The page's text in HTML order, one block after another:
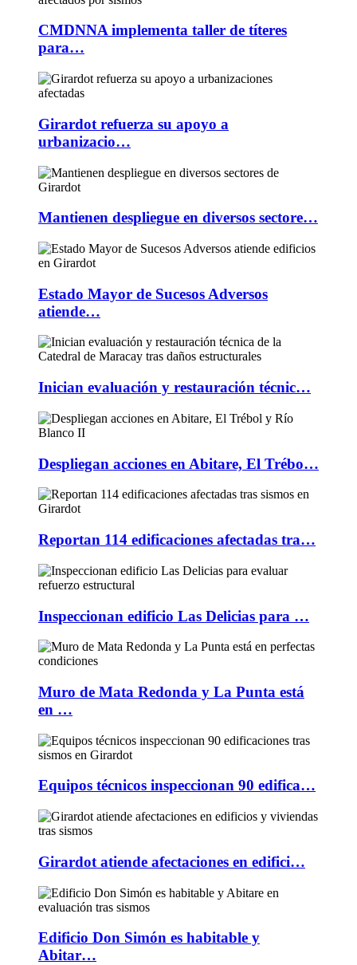
CMDNNA implementa taller de títeres
para…
Girardot refuerza su apoyo a
urbanizacio…
Mantienen despliegue en diversos sectore…
Estado Mayor de Sucesos Adversos
atiende…
Inician evaluación y restauración técnic…
Despliegan acciones en Abitare, El Trébo…
Reportan 114 edificaciones afectadas tra…
Inspeccionan edificio Las Delicias para …
Muro de Mata Redonda y La Punta está
en …
Equipos técnicos inspeccionan 90 edifica…
Girardot atiende afectaciones en edifici…
Edificio Don Simón es habitable y
Abitar…